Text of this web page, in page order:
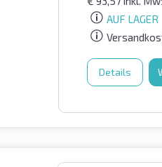
AUF LAGER
Details